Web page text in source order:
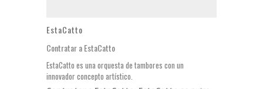
EstaCatto
Contratar a EstaCatto
EstaCatto es una orquesta de tambores con un
innovador concepto artístico.